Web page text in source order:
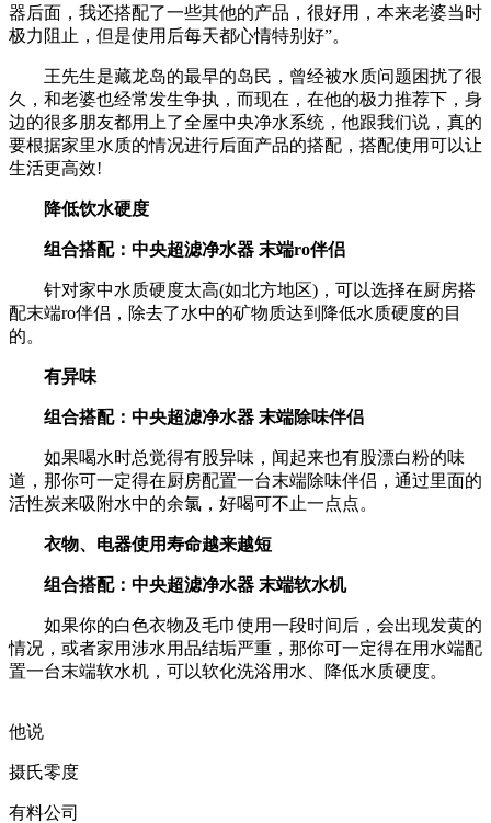
器后面，我还搭配了一些其他的产品，很好用，本来老婆当时
极力阻止，但是使用后每天都心情特别好”。
王先生是藏龙岛的最早的岛民，曾经被水质问题困扰了很
久，和老婆也经常发生争执，而现在，在他的极力推荐下，身
边的很多朋友都用上了全屋中央净水系统，他跟我们说，真的
要根据家里水质的情况进行后面产品的搭配，搭配使用可以让
生活更高效!
降低饮水硬度
组合搭配：中央超滤净水器 末端ro伴侣
针对家中水质硬度太高(如北方地区)，可以选择在厨房搭
配末端ro伴侣，除去了水中的矿物质达到降低水质硬度的目
的。
有异味
组合搭配：中央超滤净水器 末端除味伴侣
如果喝水时总觉得有股异味，闻起来也有股漂白粉的味
道，那你可一定得在厨房配置一台末端除味伴侣，通过里面的
活性炭来吸附水中的余氯，好喝可不止一点点。
衣物、电器使用寿命越来越短
组合搭配：中央超滤净水器 末端软水机
如果你的白色衣物及毛巾使用一段时间后，会出现发黄的
情况，或者家用涉水用品结垢严重，那你可一定得在用水端配
置一台末端软水机，可以软化洗浴用水、降低水质硬度。
他说
摄氏零度
有料公司